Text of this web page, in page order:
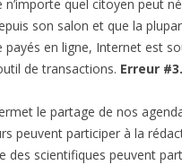
n’importe quel citoyen peut
son salon et que la
payés en ligne, Internet est
de transactions. Erreur #3.
le partage de nos
peuvent participer à la
des scientifiques peuvent